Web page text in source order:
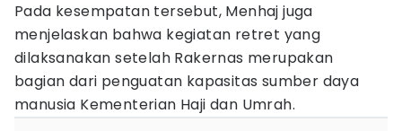
Pada kesempatan tersebut, Menhaj juga
menjelaskan bahwa kegiatan retret yang
dilaksanakan setelah Rakernas merupakan
bagian dari penguatan kapasitas sumber daya
manusia Kementerian Haji dan Umrah.